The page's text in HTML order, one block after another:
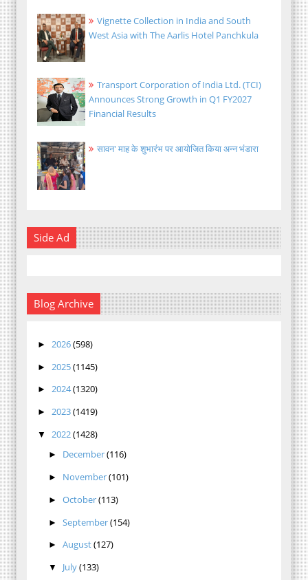
Vignette Collection in India and South
West Asia with The Aarlis Hotel Panchkula
Transport Corporation of India Ltd. (TCI)
Announces Strong Growth in Q1 FY2027
Financial Results
सावन' माह के शुभारंभ पर आयोजित किया अन्न भंडारा
Side Ad
Blog Archive
► 2026(598)
► 2025(1145)
► 2024(1320)
► 2023(1419)
▼ 2022(1428)
► December(116)
► November(101)
► October(113)
► September(154)
► August(127)
▼ July(133)